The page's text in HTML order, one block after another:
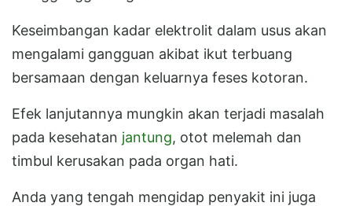
Keseimbangan kadar elektrolit dalam usus akan
mengalami gangguan akibat ikut terbuang
bersamaan dengan keluarnya feses kotoran.
Efek lanjutannya mungkin akan terjadi masalah
pada kesehatan jantung, otot melemah dan
timbul kerusakan pada organ hati.
Anda yang tengah mengidap penyakit ini juga